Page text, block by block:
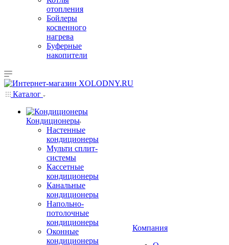
отопления
Бойлеры
косвенного
нагрева
Буферные
накопители
Каталог
Кондиционеры
Настенные
кондиционеры
Мульти сплит-
системы
Кассетные
кондиционеры
Канальные
кондиционеры
Напольно-
потолочные
кондиционеры
Оконные
кондиционеры
Компания